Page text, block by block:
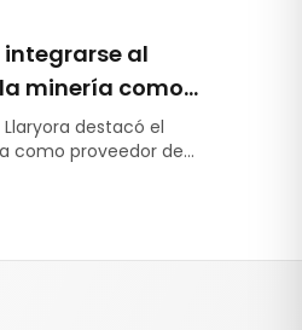
al
minería como
destacó el
como proveedor de
minería, energía y
entre empresas